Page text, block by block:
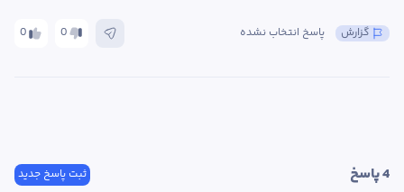
0 0 پاسخ انتخاب نشده گزارش
ثبت پاسخ جدید 4 پاسخ